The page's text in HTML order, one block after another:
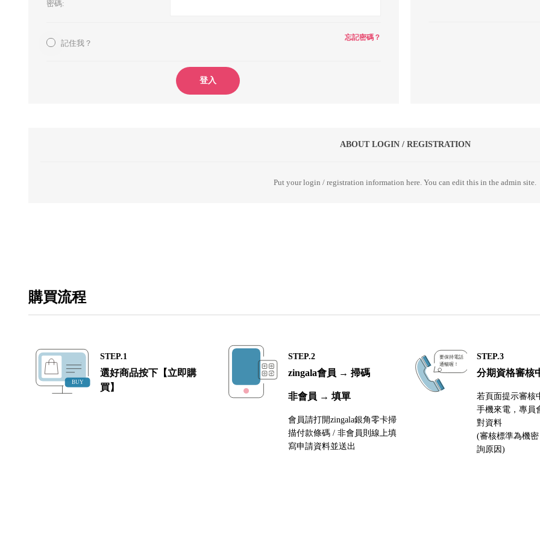
密碼:
記住我？
忘記密碼？
登入
ABOUT LOGIN / REGISTRATION
Put your login / registration information here. You can edit this in the admin site.
購買流程
STEP.1
選好商品按下【立即購
買】
STEP.2
zingala會員 → 掃碼
非會員 → 填單
會員請打開zingala銀角零卡掃
描付款條碼 / 非會員則線上填
寫申請資料並送出
STEP.3
分期資格審核
若頁面提示審核
手機來電，專員
對資料
(審核標準為機
詢原因)